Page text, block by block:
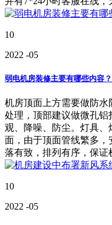
10
2022 -05
弱电机房装修主要有哪些内容？
机房顶面上方需要做防
处理，顶部建议做微孔
观、降噪、防尘。灯具
面，由于顶面管线繁多
落有致，排列有序，保证
10
2022 -05